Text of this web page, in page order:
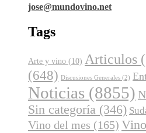
jose@mundovino.net
Tags
Arte y vino (10) Articulos
(648) Discusiones Generales (2)
Noticias (8855)
Sin categoría (346)
Vino del mes (165)